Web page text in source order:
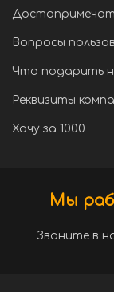
Вопросы
Что подарить
Реквизиты
Хочу за 1000
Мы
Звоните в